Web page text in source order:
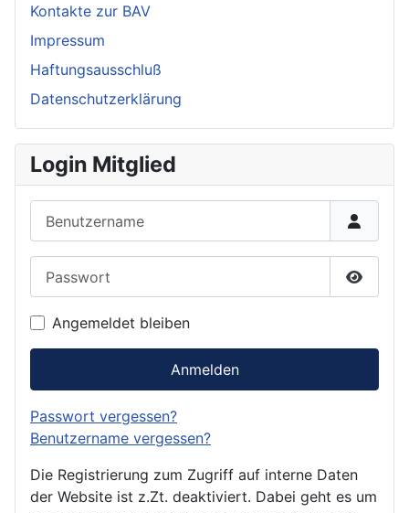
Kontakte zur BAV
Impressum
Haftungsausschluß
Datenschutzerklärung
Login Mitglied
Angemeldet bleiben
Anmelden
Passwort vergessen?
Benutzername vergessen?
Die Registrierung zum Zugriff auf interne Daten
der Website ist z.Zt. deaktiviert. Dabei geht es um